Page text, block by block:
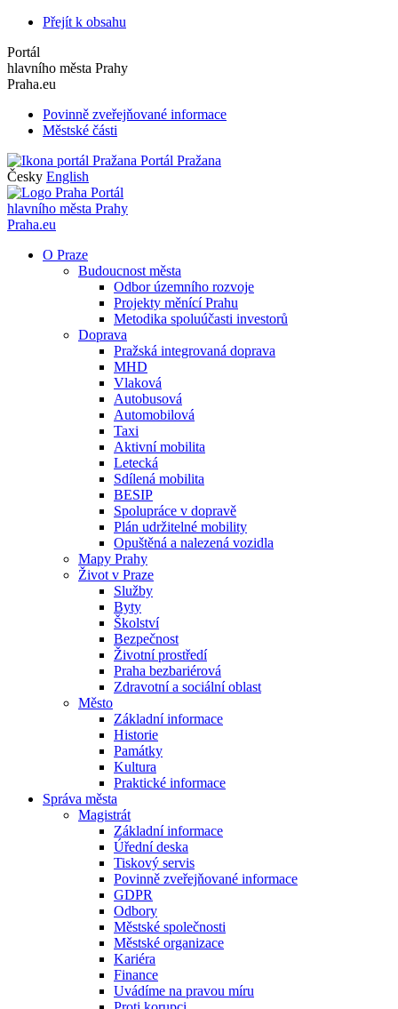
Přejít k obsahu
Portál
hlavního města Prahy
Praha.eu
Povinně zveřejňované informace
Městské části
Portál Pražana
Česky English
Portál
hlavního města Prahy
Praha.eu
O Praze
Budoucnost města
Odbor územního rozvoje
Projekty měnící Prahu
Metodika spoluúčasti investorů
Doprava
Pražská integrovaná doprava
MHD
Vlaková
Autobusová
Automobilová
Taxi
Aktivní mobilita
Letecká
Sdílená mobilita
BESIP
Spolupráce v dopravě
Plán udržitelné mobility
Opuštěná a nalezená vozidla
Mapy Prahy
Život v Praze
Služby
Byty
Školství
Bezpečnost
Životní prostředí
Praha bezbariérová
Zdravotní a sociální oblast
Město
Základní informace
Historie
Památky
Kultura
Praktické informace
Správa města
Magistrát
Základní informace
Úřední deska
Tiskový servis
Povinně zveřejňované informace
GDPR
Odbory
Městské společnosti
Městské organizace
Kariéra
Finance
Uvádíme na pravou míru